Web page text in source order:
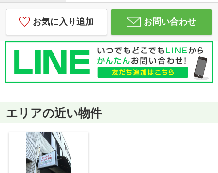
お気に入り追加 お問い合わせ
エリアの近い物件